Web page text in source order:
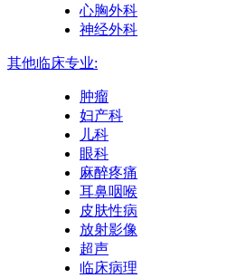
心胸外科
神经外科
其他临床专业:
肿瘤
妇产科
儿科
眼科
麻醉疼痛
耳鼻咽喉
皮肤性病
放射影像
超声
临床病理